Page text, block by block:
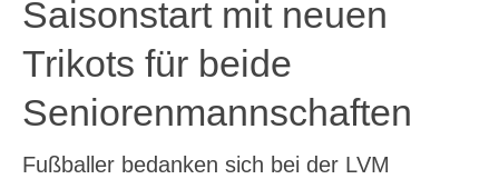
Saisonstart mit neuen
Trikots für beide
Seniorenmannschaften
Fußballer bedanken sich bei der LVM